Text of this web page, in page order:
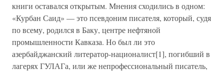
книги оставался открытым. Мнения сходились в одном:
«Курбан Саид» — это псевдоним писателя, который, судя
по всему, родился в Баку, центре нефтяной
промышленности Кавказа. Но был ли это
азербайджанский литератор-националист[1], погибший в
лагерях ГУЛАГа, или же непрофессиональный писатель,